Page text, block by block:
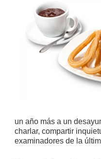
un año más a un
charlar, compartir
examinadores de la